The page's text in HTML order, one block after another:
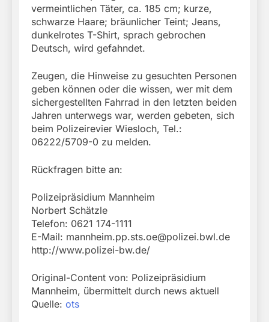
vermeintlichen Täter, ca. 185 cm; kurze,
schwarze Haare; bräunlicher Teint; Jeans,
dunkelrotes T-Shirt, sprach gebrochen
Deutsch, wird gefahndet.
Zeugen, die Hinweise zu gesuchten Personen
geben können oder die wissen, wer mit dem
sichergestellten Fahrrad in den letzten beiden
Jahren unterwegs war, werden gebeten, sich
beim Polizeirevier Wiesloch, Tel.:
06222/5709-0 zu melden.
Rückfragen bitte an:
Polizeipräsidium Mannheim
Norbert Schätzle
Telefon: 0621 174-1111
E-Mail: mannheim.pp.sts.oe@polizei.bwl.de
http://www.polizei-bw.de/
Original-Content von: Polizeipräsidium
Mannheim, übermittelt durch news aktuell
Quelle: ots